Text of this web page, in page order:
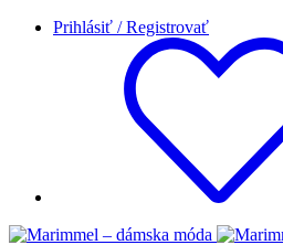
Prihlásiť / Registrovať